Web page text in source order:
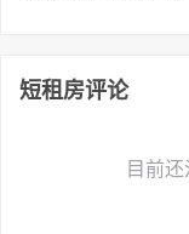
短租房评论
目前